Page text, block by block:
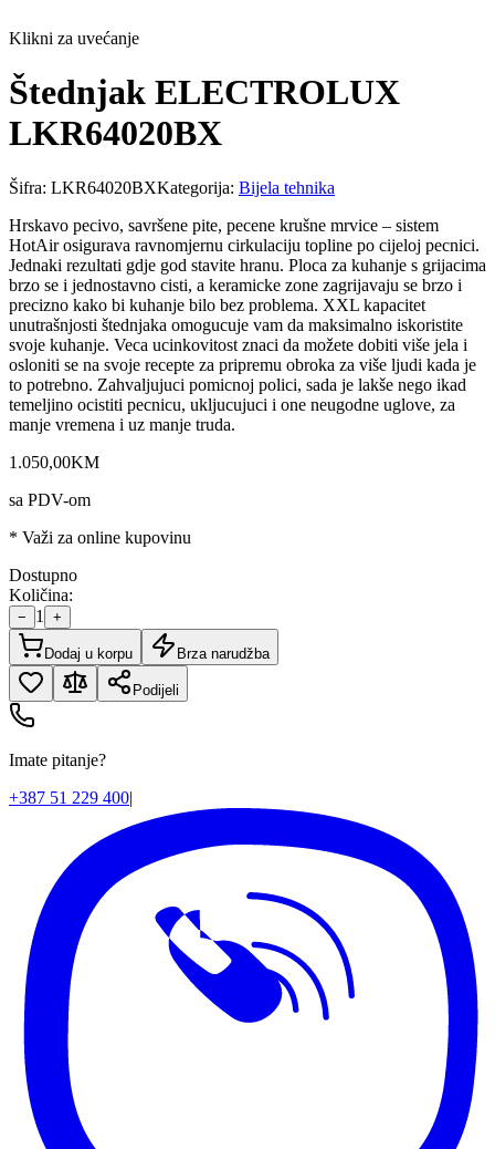
Klikni za uvećanje
Štednjak ELECTROLUX
LKR64020BX
Šifra: LKR64020BXKategorija: Bijela tehnika
Hrskavo pecivo, savršene pite, pecene krušne mrvice – sistem
HotAir osigurava ravnomjernu cirkulaciju topline po cijeloj pecnici.
Jednaki rezultati gdje god stavite hranu. Ploca za kuhanje s grijacima
brzo se i jednostavno cisti, a keramicke zone zagrijavaju se brzo i
precizno kako bi kuhanje bilo bez problema. XXL kapacitet
unutrašnjosti štednjaka omogucuje vam da maksimalno iskoristite
svoje kuhanje. Veca ucinkovitost znaci da možete dobiti više jela i
osloniti se na svoje recepte za pripremu obroka za više ljudi kada je
to potrebno. Zahvaljujuci pomicnoj polici, sada je lakše nego ikad
temeljino ocistiti pecnicu, ukljucujuci i one neugodne uglove, za
manje vremena i uz manje truda.
1.050,00KM
sa PDV-om
* Važi za online kupovinu
Dostupno
Količina:
− 1 +
Dodaj u korpu Brza narudžba
Podijeli
Imate pitanje?
+387 51 229 400|